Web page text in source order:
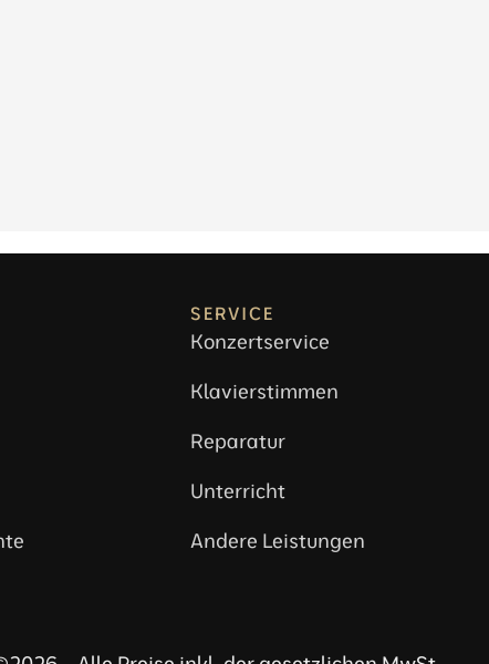
SERVICE
Konzertservice
Klavierstimmen
Reparatur
Unterricht
Andere Leistungen